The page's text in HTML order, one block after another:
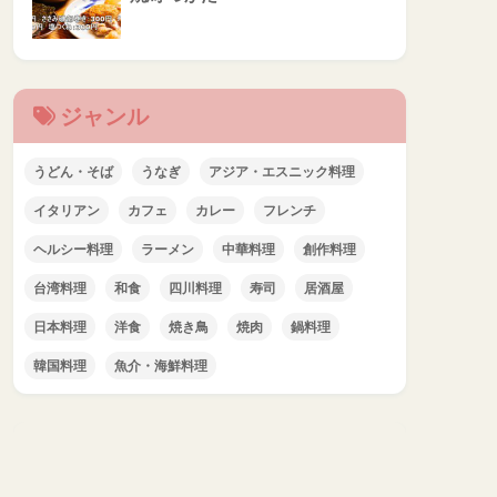
ジャンル
うどん・そば うなぎ アジア・エスニック料理
イタリアン カフェ カレー フレンチ
ヘルシー料理 ラーメン 中華料理 創作料理
台湾料理 和食 四川料理 寿司 居酒屋
日本料理 洋食 焼き鳥 焼肉 鍋料理
韓国料理 魚介・海鮮料理